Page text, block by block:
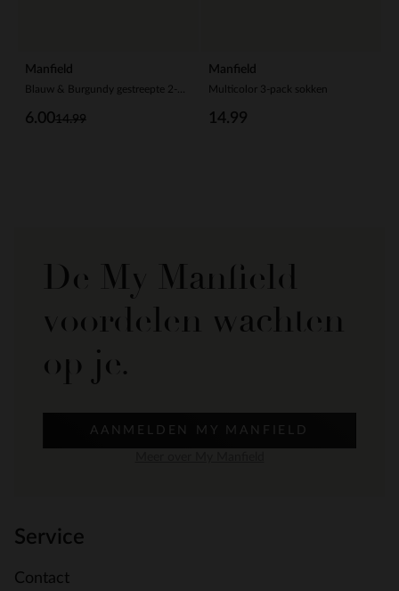
Manfield
14.99
6.00
Manfield
Multicolor 3-pack sokken
14.99
De My Manfield
voordelen wachten
op je.
AANMELDEN MY MANFIELD
Service
Contact